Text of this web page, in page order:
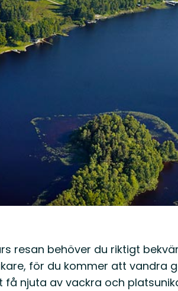
resan behöver du riktigt
för du kommer att vandra
få njuta av vackra och